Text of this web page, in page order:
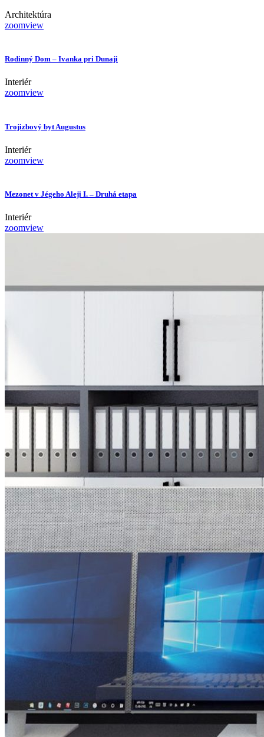
Architektúra
zoomview
Rodinný Dom – Ivanka pri Dunaji
Interiér
zoomview
Trojizbový byt Augustus
Interiér
zoomview
Mezonet v Jégeho Aleji I. – Druhá etapa
Interiér
zoomview